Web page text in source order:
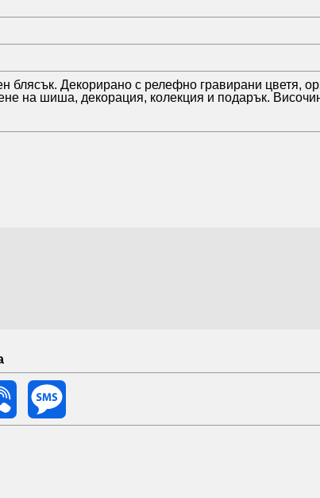
блясък. Декорирано с релефно гравирани цветя,
на шиша, декорация, колекция и подарък.
Viber